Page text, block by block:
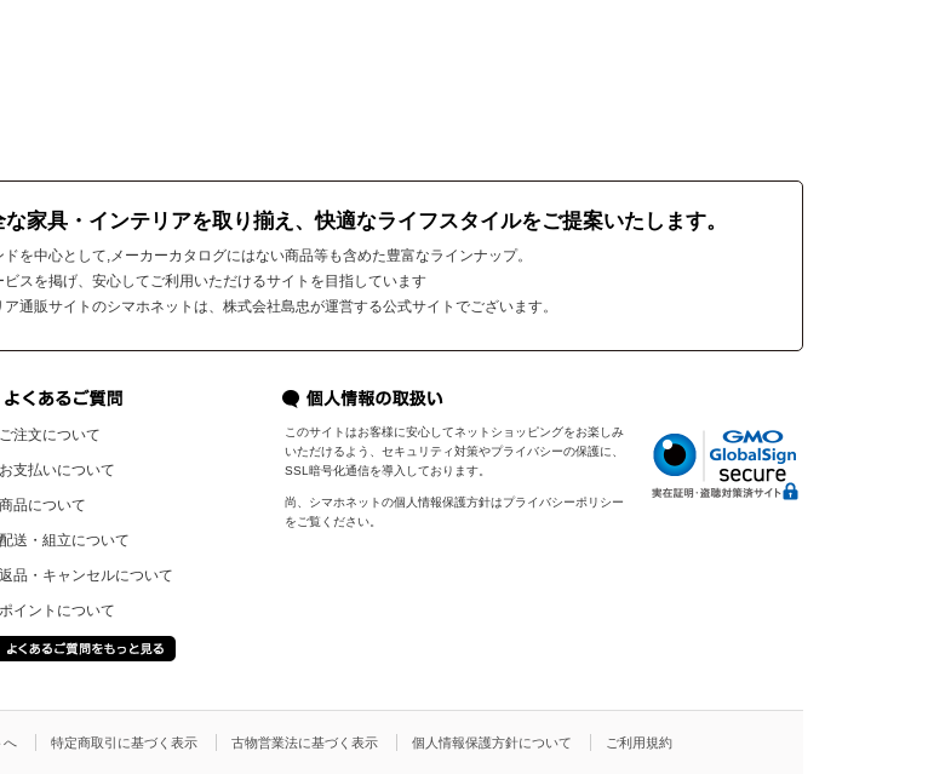
家具・インテリアを取り揃え、快適なライフスタイルをご提案いたします。
ドを中心として,メーカーカタログにはない商品等も含めた豊富なラインナップ。
ビスを掲げ、安心してご利用いただけるサイトを目指しています
通販サイトのシマホネットは、株式会社島忠が運営する公式サイトでございます。
ご注文について
お支払いについて
商品について
配送・組立について
返品・キャンセルについて
ポイントについて
このサイトはお客様に安心してネットショッピングをお楽しみ
いただけるよう、セキュリティ対策やプライバシーの保護に、
SSL暗号化通信を導入しております。
尚、シマホネットの個人情報保護方針はプライバシーポリシー
をご覧ください。
へ 特定商取引に基づく表示 古物営業法に基づく表示 個人情報保護方針について ご利用規約